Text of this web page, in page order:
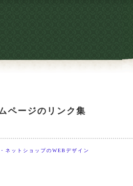
ページのリンク集
ネットショップのWEBデザイン